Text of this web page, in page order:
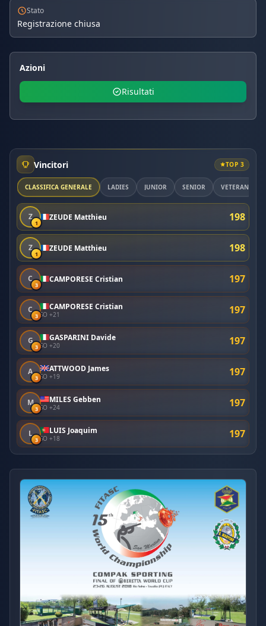
Stato
Registrazione chiusa
Azioni
Risultati
Vincitori TOP 3
CLASSIFICA GENERALE LADIES JUNIOR SENIOR VETERAN
Z
1
ZEUDE Matthieu 198
Z
1
ZEUDE Matthieu 198
C
3
CAMPORESE Cristian 197
C
3
CAMPORESE Cristian
SO +21 197
G
3
GASPARINI Davide
SO +20 197
A
3
ATTWOOD James
SO +19 197
M
3
MILES Gebben
SO +24 197
L
3
LUIS Joaquim
SO +18 197